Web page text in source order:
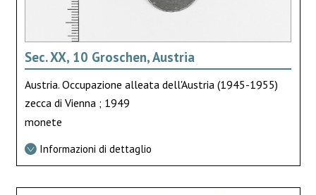
Sec. XX, 10 Groschen, Austria
Austria. Occupazione alleata dell'Austria (1945-1955)
zecca di Vienna ; 1949
monete
Informazioni di dettaglio